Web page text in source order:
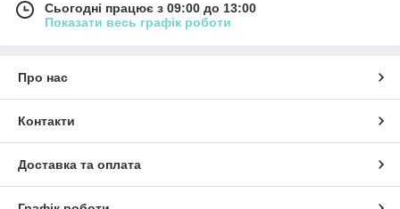
Сьогодні працює з 09:00 до 13:00
Показати весь графік роботи
Про нас
Контакти
Доставка та оплата